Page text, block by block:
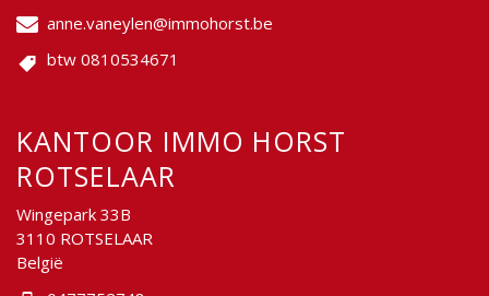
anne.vaneylen@immohorst.be
btw 0810534671
KANTOOR IMMO HORST
ROTSELAAR
Wingepark 33B
3110 ROTSELAAR
België